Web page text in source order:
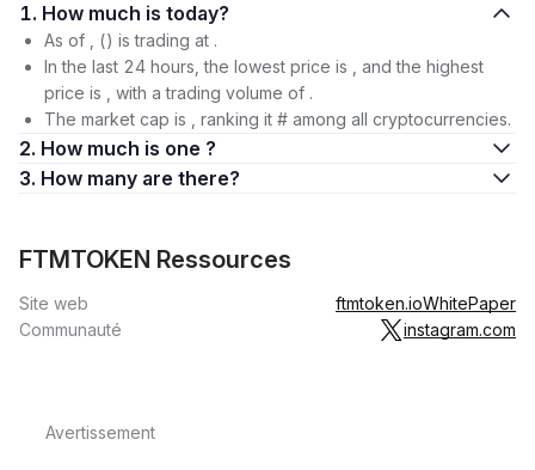
1. How much is today?
As of , () is trading at .
In the last 24 hours, the lowest price is , and the highest
price is , with a trading volume of .
The market cap is , ranking it # among all cryptocurrencies.
2. How much is one ?
3. How many are there?
FTMTOKEN Ressources
Site web ftmtoken.ioWhitePaper
Communauté
instagram.com
Avertissement